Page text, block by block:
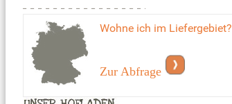
Wohne ich im Liefergebiet?
Zur Abfrage